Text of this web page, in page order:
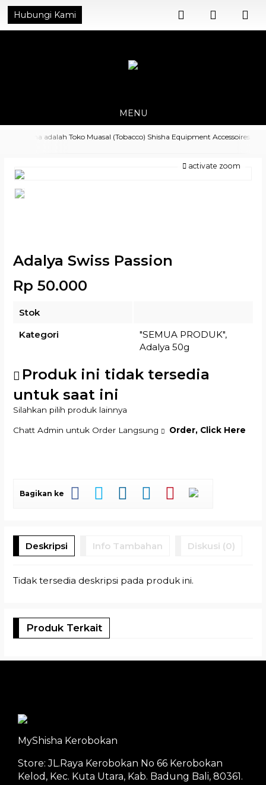
Hubungi Kami
MENU
MyShisha adalah Toko Muasal (Tobacco) Shisha Equipment Accessoires
8392
activate zoom
Adalya Swiss Passion
Rp 50.000
Stok
Kategori
"SEMUA PRODUK",
Adalya 50g
Produk ini tidak tersedia
untuk saat ini
Silahkan pilih produk lainnya
Chatt Admin untuk Order Langsung Order, Click Here
Bagikan ke
Deskripsi Info Tambahan Diskusi (0)
Tidak tersedia deskripsi pada produk ini.
Produk Terkait
MyShisha Kerobokan
Store: JL.Raya Kerobokan No 66 Kerobokan
Kelod, Kec. Kuta Utara, Kab. Badung Bali, 80361.